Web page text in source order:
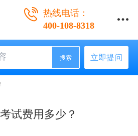
热线电话：
400-108-8318
搜索 立即提问
试费用多少？